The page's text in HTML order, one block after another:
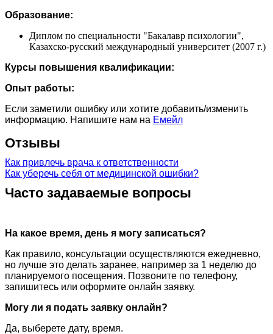
Образование:
Диплом по специальности "Бакалавр психологии",
Казахско-русский международный университет (2007 г.)
Курсы повышения квалификации:
Опыт работы:
Если заметили ошибку или хотите добавить/изменить
информацию. Напишите нам на Емейл
Отзывы
Как привлечь врача к ответственности
Как уберечь себя от медицинской ошибки?
Часто задаваемые вопросы
На какое время, день я могу записаться?
Как правило, консультации осуществляются ежедневно,
но лучше это делать заранее, например за 1 неделю до
планируемого посещения. Позвоните по телефону,
запишитесь или оформите онлайн заявку.
Могу ли я подать заявку онлайн?
Да, выберете дату, время.